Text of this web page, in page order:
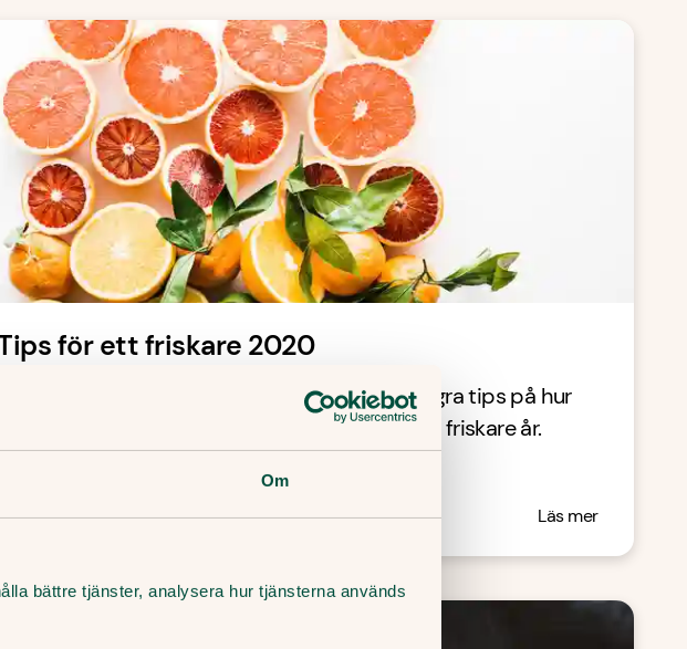
Om
bättre tjänster, analysera hur tjänsterna används
för ett friskare 2020
Trött på att vara förkyld och hängig? Här är några tips på hur
du kan stärka immunförsvaret och rusta för ett friskare år.
Januari, 2020・4min Läs mer